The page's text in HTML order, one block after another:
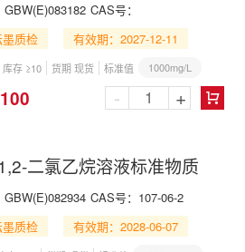
GBW(E)083182 CAS号：
质检
有效期：2027-12-11
库存 ≥10 货期 现货 标准值 1000mg/L
100 
- +
二氯乙烷溶液标准物质
GBW(E)082934 CAS号： 107-06-2
质检
有效期：2028-06-07